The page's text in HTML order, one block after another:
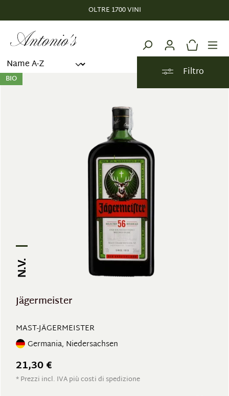
OLTRE 1700 VINI
Filtro
BIO
N.V.
Jägermeister
MAST-JÄGERMEISTER
Germania, Niedersachsen
21,30 €
* Prezzi incl. IVA più costi di spedizione